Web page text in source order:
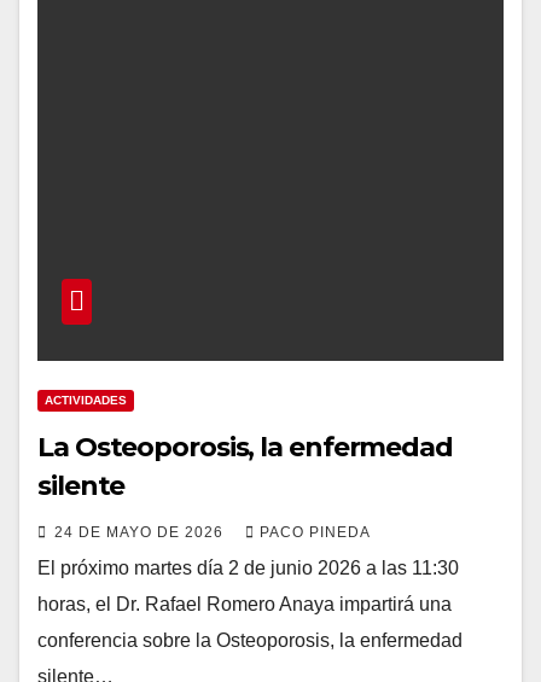
ACTIVIDADES
La Osteoporosis, la enfermedad
silente
24 DE MAYO DE 2026 PACO PINEDA
El próximo martes día 2 de junio 2026 a las 11:30
horas, el Dr. Rafael Romero Anaya impartirá una
conferencia sobre la Osteoporosis, la enfermedad
silente…